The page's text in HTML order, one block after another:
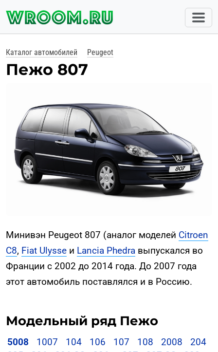
Каталог автомобилей Peugeot
Пежо 807
Минивэн Peugeot 807 (аналог моделей Citroen
C8, Fiat Ulysse и Lancia Phedra выпускался во
Франции с 2002 до 2014 года. До 2007 года
этот автомобиль поставлялся и в Россию.
Модельный ряд Пежо
5008 1007 104 106 107 108 2008
204